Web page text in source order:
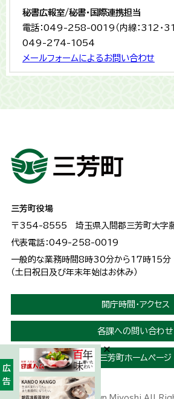
秘書広報室/秘書・国際連携担当
電話：049-258-0019（内線：312・
049-274-1054
メールフォームによるお問い合わせ
三芳町役場
〒354-8555 埼玉県入間郡三芳町大字
代表電話：049-258-0019
一般的な業務時間8時30分から17時15分
（土日祝日及び年末年始はお休み）
開庁時間・アクセス
各課への問い合わせ
三芳町ホームページ
広告